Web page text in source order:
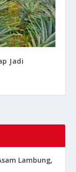
Jadi
Lambung,